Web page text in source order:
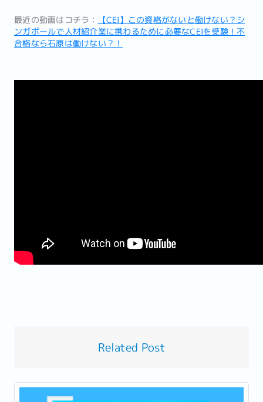
最近の動画はコチラ：
【CEI】この資格がないと働けない？シ
ンガポールで人材紹介業に携わるために必要なCEIを受験！不
合格なら石原は働けない？！
Related Post